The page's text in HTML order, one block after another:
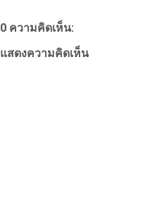
0 ความคิดเห็น:
แสดงความคิดเห็น